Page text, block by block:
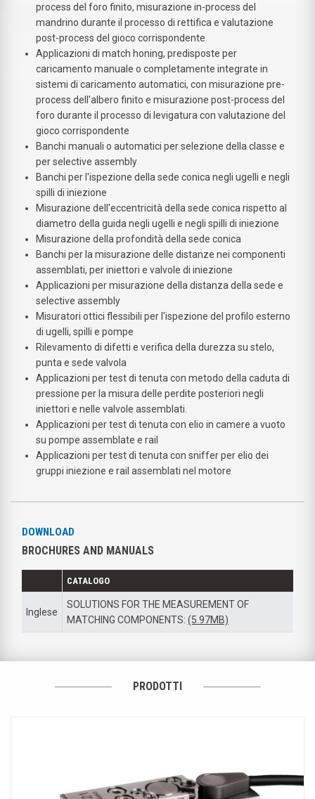
process del foro finito, misurazione in-process del
mandrino durante il processo di rettifica e valutazione
post-process del gioco corrispondente
Applicazioni di match honing, predisposte per
caricamento manuale o completamente integrate in
sistemi di caricamento automatici, con misurazione pre-
process dell'albero finito e misurazione post-process del
foro durante il processo di levigatura con valutazione del
gioco corrispondente
Banchi manuali o automatici per selezione della classe e
per selective assembly
Banchi per l'ispezione della sede conica negli ugelli e negli
spilli di iniezione
Misurazione dell'eccentricità della sede conica rispetto al
diametro della guida negli ugelli e negli spilli di iniezione
Misurazione della profondità della sede conica
Banchi per la misurazione delle distanze nei componenti
assemblati, per iniettori e valvole di iniezione
Applicazioni per misurazione della distanza della sede e
selective assembly
Misuratori ottici flessibili per l'ispezione del profilo esterno
di ugelli, spilli e pompe
Rilevamento di difetti e verifica della durezza su stelo,
punta e sede valvola
Applicazioni per test di tenuta con metodo della caduta di
pressione per la misura delle perdite posteriori negli
iniettori e nelle valvole assemblati.
Applicazioni per test di tenuta con elio in camere a vuoto
su pompe assemblate e rail
Applicazioni per test di tenuta con sniffer per elio dei
gruppi iniezione e rail assemblati nel motore
DOWNLOAD
BROCHURES AND MANUALS
CATALOGO
Inglese
SOLUTIONS FOR THE MEASUREMENT OF
MATCHING COMPONENTS: (5.97MB)
PRODOTTI